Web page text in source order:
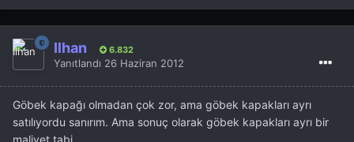
İlhan 6.832
Yanıtlandı 26 Haziran 2012
Göbek kapağı olmadan çok zor, ama göbek kapakları ayrı
satılıyordu sanırım. Ama sonuç olarak göbek kapakları ayrı bir